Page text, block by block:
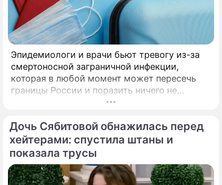
Эпидемиологи и врачи бьют тревогу из-за
смертоносной заграничной инфекции,
которая в любой момент может пересечь
границы России и поразить ничего не
подозревающих граждан. Россию
угрозе: в страну могут завезти неизлечимый
и смертоносный вирус Бурбон.
Дочь Сябитовой обнажилась перед
хейтерами: спустила штаны и
показала трусы